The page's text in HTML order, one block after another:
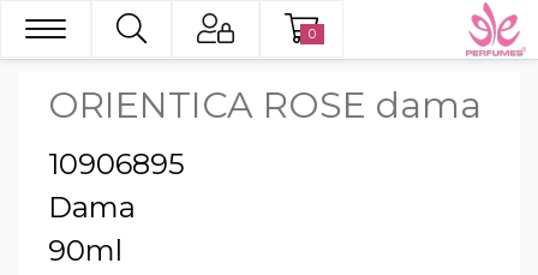
0
ORIENTICA ROSE dama
10906895
Dama
90ml